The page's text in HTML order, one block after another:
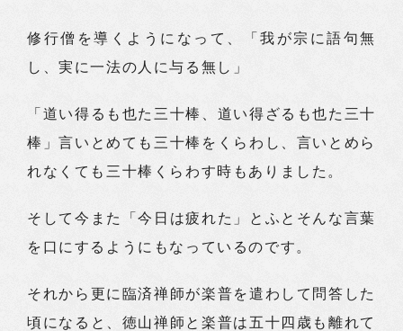
修行僧を導くようになって、「我が宗に語句無
し、実に一法の人に与る無し」
「道い得るも也た三十棒、道い得ざるも也た三十
棒」言いとめても三十棒をくらわし、言いとめら
れなくても三十棒くらわす時もありました。
そして今また「今日は疲れた」とふとそんな言葉
を口にするようにもなっているのです。
それから更に臨済禅師が楽普を遣わして問答した
頃になると、徳山禅師と楽普は五十四歳も離れて